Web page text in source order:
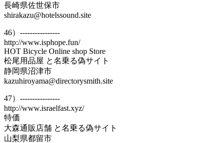
長崎県佐世保市
shirakazu@hotelssound.site
46）----------------
http://www.isphope.fun/
HOT Bicycle Online shop Store
松尾用品屋 と名乗る偽サイト
静岡県沼津市
kazuhiroyama@directorysmith.site
47）----------------
http://www.israelfast.xyz/
特価
大森通販店舗 と名乗る偽サイト
山梨県都留市